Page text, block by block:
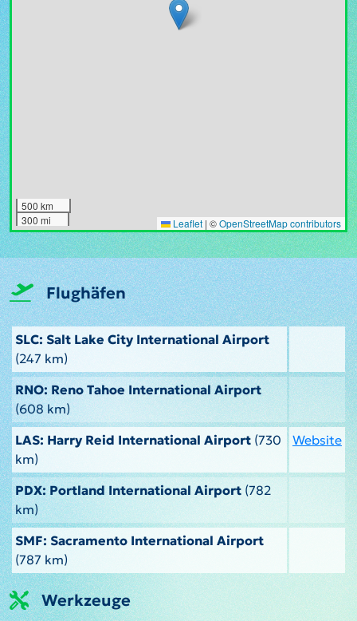
500 km
300 mi
Leaflet | ©OpenStreetMap contributors
Flughäfen
SLC: Salt Lake City International Airport
(247 km)
RNO: Reno Tahoe International Airport
(608 km)
LAS: Harry Reid International Airport (730
km)
Website
PDX: Portland International Airport(782
km)
SMF: Sacramento International Airport
(787 km)
Werkzeuge